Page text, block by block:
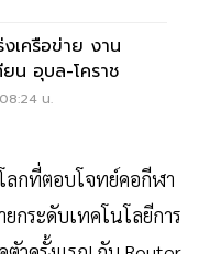
เครือข่าย งาน
น อุบล-โคราช
น.
ลกที่ตอบโจทย์คอกีฬา
กระดับเทคโนโลยีการ